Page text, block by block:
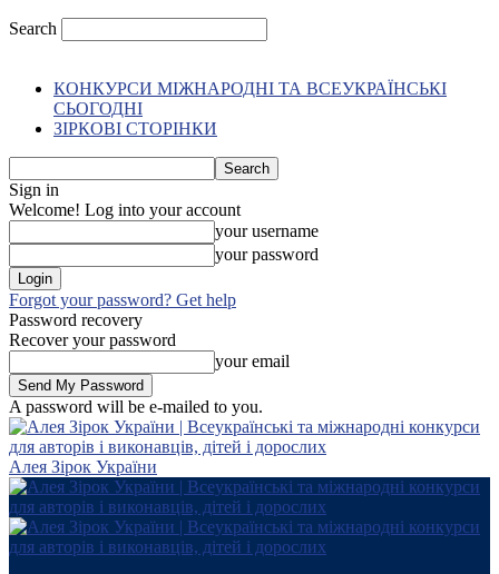
Search
КОНКУРСИ МІЖНАРОДНІ ТА ВСЕУКРАЇНСЬКІ
СЬОГОДНІ
ЗІРКОВІ СТОРІНКИ
Sign in
Welcome! Log into your account
your username
your password
Forgot your password? Get help
Password recovery
Recover your password
your email
A password will be e-mailed to you.
Алея Зірок України